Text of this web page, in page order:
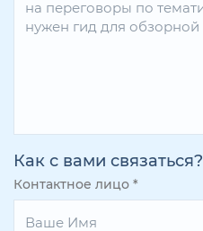
Как с вами связаться?
Контактное лицо *